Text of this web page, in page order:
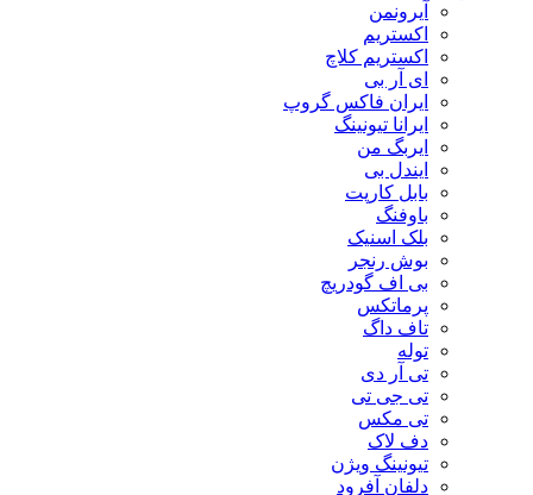
آیرونمن
اکستریم
اکستریم کلاچ
ای آر بی
ایران فاکس گروپ
ایرانا تیونینگ
ایربگ من
ایندل بی
بابل کارپت
باوفنگ
بلک اسنیک
بوش رنجر
بی اف گودریچ
پرماتکس
تاف داگ
توله
تی آر دی
تی جی تی
تی مکس
دف لاک
تیونینگ ویژن
دلفان آفرود